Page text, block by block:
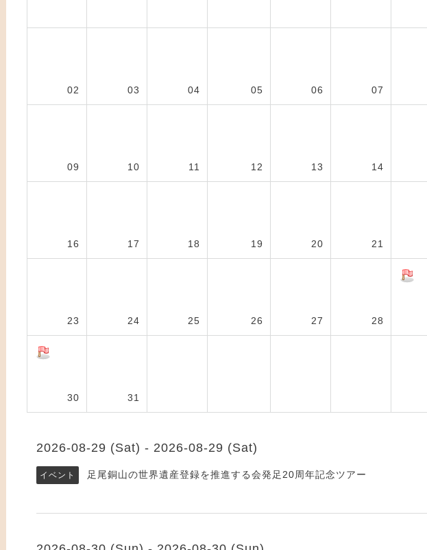
02 03 04 05 06 07
09 10 11 12 13 14
16 17 18 19 20 21
23 24 25 26 27 28
30 31
2026-08-29 (Sat) - 2026-08-29 (Sat)
イベント 足尾銅山の世界遺産登録を推進する会発足20周年記念ツアー